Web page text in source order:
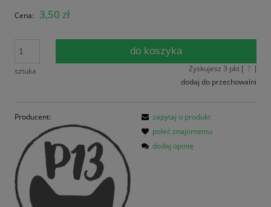
Cena: 3,50 zł
sztuka
do koszyka
Zyskujesz 3 pkt [ ? ]
dodaj do przechowalni
Producent:
zapytaj o produkt
poleć znajomemu
dodaj opinię